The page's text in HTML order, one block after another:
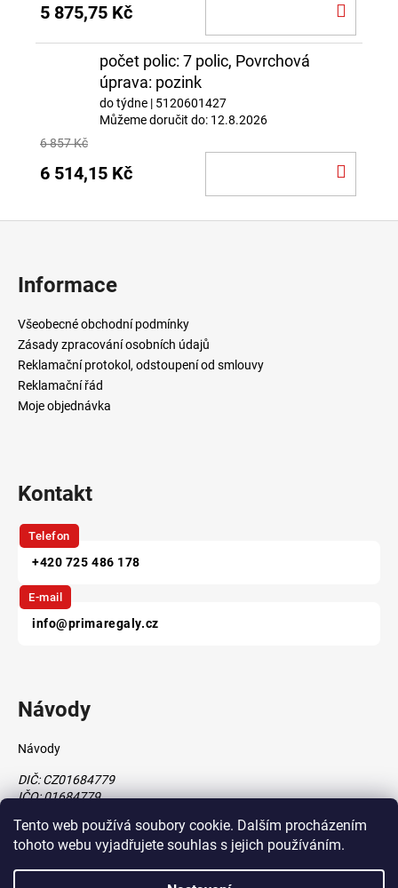
Tento web používá soubory cookie. Dalším procházením
tohoto webu vyjadřujete souhlas s jejich používáním.
5 875,75 Kč
počet polic: 7 polic, Povrchová
úprava: pozink
do týdne | 5120601427
Můžeme doručit do: 12.8.2026
6 857 Kč
6 514,15 Kč
Informace
Všeobecné obchodní podmínky
Zásady zpracování osobních údajů
Reklamační protokol, odstoupení od smlouvy
Reklamační řád
Moje objednávka
Kontakt
Telefon
+420 725 486 178
E-mail
info@primaregaly.cz
Návody
Návody
DIČ: CZ01684779
IČO: 01684779
Vytvořil Shoptet